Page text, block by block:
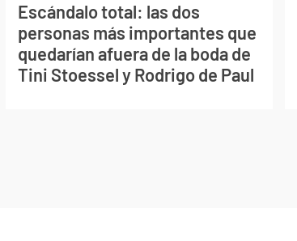
Escándalo total: las dos
personas más importantes que
quedarían afuera de la boda de
Tini Stoessel y Rodrigo de Paul